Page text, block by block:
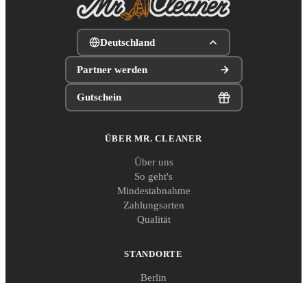
Deutschland
Partner werden
Gutschein
ÜBER MR. CLEANER
Über uns
So geht's
Mindestabnahme
Zahlungsarten
Qualität
STANDORTE
Berlin